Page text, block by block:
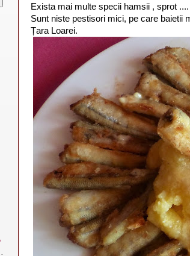
Exista mai multe specii hamsii , sprot
Sunt niste pestisori mici, pe care baietii
Țara Loarei.